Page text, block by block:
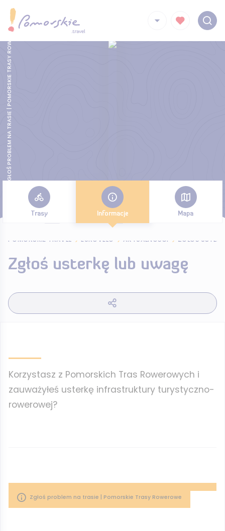
ZGŁOŚ PROBLEM NA TRASIE | POMORSKIE TRASY ROWEROWE
Trasy Informacje Mapa
POMORSKIE TRAVEL EUROVELO AKTUALNOŚCI ZGŁOŚ
Zgłoś usterkę lub uwagę
Korzystasz z Pomorskich Tras Rowerowych i
zauważyłeś usterkę infrastruktury turystyczno-
rowerowej?
Zgłoś problem na trasie | Pomorskie Trasy Rowerowe